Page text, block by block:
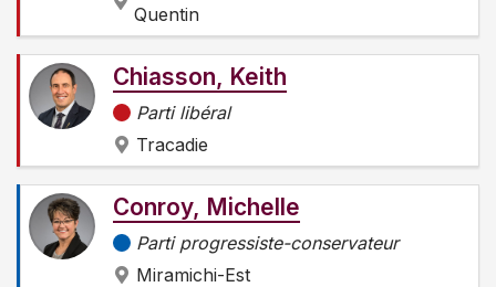
Quentin
Chiasson, Keith
Parti libéral
Tracadie
Conroy, Michelle
Parti progressiste-conservateur
Miramichi-Est